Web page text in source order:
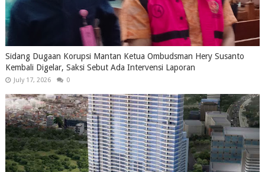
Sidang Dugaan Korupsi Mantan Ketua Ombudsman Hery Susanto
Kembali Digelar, Saksi Sebut Ada Intervensi Laporan
July 17, 2026 0